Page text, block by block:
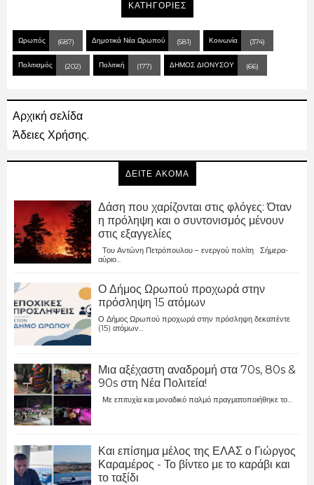
ΚΑΤΗΓΟΡΙΕΣ
Ωρωπός (687) Δημοτικά Νέα Ωρωπού (581) Κοινωνία (374)
Πολιτισμός (202) Πολιτική (177) ΔΗΜΟΣ ΔΙΟΝΥΣΟΥ (66)
Αρχική σελίδα
Άδειες Χρήσης.
ΔΕΙΤΕ ΑΚΟΜΑ
Δάση που χαρίζονται στις φλόγες: Όταν
η πρόληψη και ο συντονισμός μένουν
στις εξαγγελίες
Του Αντώνη Πετρόπουλου – ενεργού πολίτη Σήμερα-
αύριο...
Ο Δήμος Ωρωπού προχωρά στην
πρόσληψη 15 ατόμων
Ο Δήμος Ωρωπού προχωρά στην πρόσληψη δεκαπέντε
(15) ατόμων...
Μια αξέχαστη αναδρομή στα 70s, 80s &
90s στη Νέα Πολιτεία!
Με επιτυχία και μοναδικό παλμό πραγματοποιήθηκε το...
Και επίσημα μέλος της ΕΛΑΣ ο Γιώργος
Καραμέρος - Το βίντεο με το καράβι και
το ταξίδι